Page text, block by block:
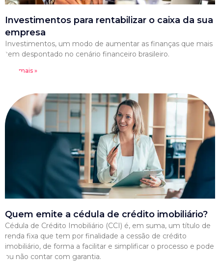
Investimentos para rentabilizar o caixa da sua
empresa
Investimentos, um modo de aumentar as finanças que mais
tem despontado no cenário financeiro brasileiro.
Leia mais »
Quem emite a cédula de crédito imobiliário?
Cédula de Crédito Imobiliário (CCI) é, em suma, um título de
renda fixa que tem por finalidade a cessão de crédito
imobiliário, de forma a facilitar e simplificar o processo e pode
ou não contar com garantia.